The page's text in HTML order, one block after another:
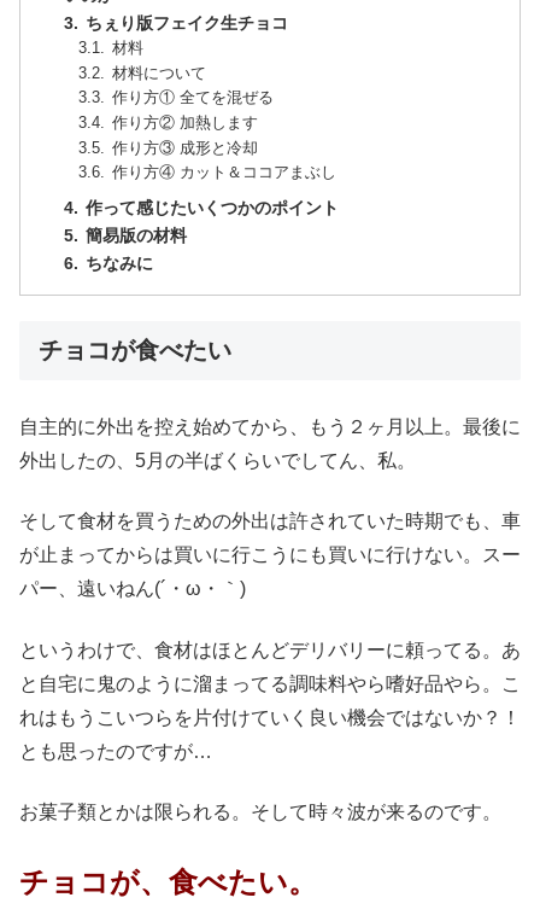
ちぇり版フェイク生チョコ
材料
材料について
作り方① 全てを混ぜる
作り方② 加熱します
作り方③ 成形と冷却
作り方④ カット＆ココアまぶし
作って感じたいくつかのポイント
簡易版の材料
ちなみに
チョコが食べたい
自主的に外出を控え始めてから、もう２ヶ月以上。最後に
外出したの、5月の半ばくらいでしてん、私。
そして食材を買うための外出は許されていた時期でも、車
が止まってからは買いに行こうにも買いに行けない。スー
パー、遠いねん(´・ω・｀)
というわけで、食材はほとんどデリバリーに頼ってる。あ
と自宅に鬼のように溜まってる調味料やら嗜好品やら。こ
れはもうこいつらを片付けていく良い機会ではないか？！
とも思ったのですが…
お菓子類とかは限られる。そして時々波が来るのです。
チョコが、食べたい。